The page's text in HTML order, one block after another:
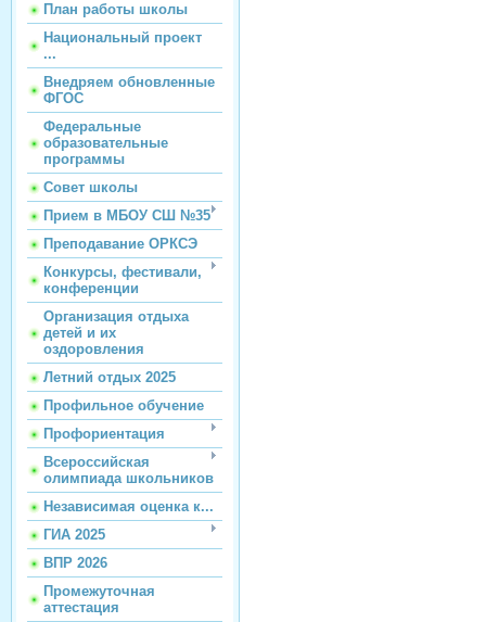
План работы школы
Национальный проект
...
Внедряем обновленные
ФГОС
Федеральные
образовательные
программы
Совет школы
Прием в МБОУ СШ №35
Преподавание ОРКСЭ
Конкурсы, фестивали,
конференции
Организация отдыха
детей и их
оздоровления
Летний отдых 2025
Профильное обучение
Профориентация
Всероссийская
олимпиада школьников
Независимая оценка к...
ГИА 2025
ВПР 2026
Промежуточная
аттестация